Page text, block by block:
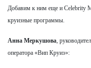
Добавим к ним еще и Celebrity
круизные программы.
Анна Меркушова ,
оператора «Вип Круиз»: